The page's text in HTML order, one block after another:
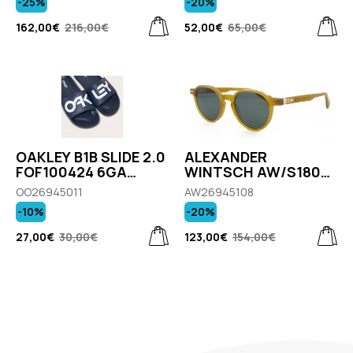
162,00€ 216,00€
ORANGE
52,00€ 65,00€
OAKLEY B1B SLIDE 2.0
FOF100424 6GA
ABYSS
OO26945011
27,00€ 30,00€
-10%
ALEXANDER
WINTSCH AW/S1806
C3
AW26945108
123,00€ 154,00€
-20%